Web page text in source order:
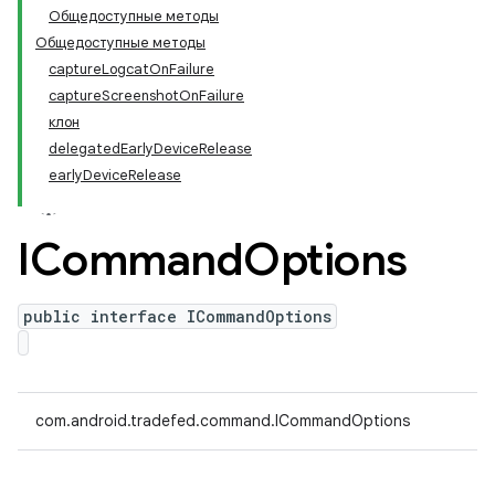
Общедоступные методы
Общедоступные методы
captureLogcatOnFailure
captureScreenshotOnFailure
клон
delegatedEarlyDeviceRelease
earlyDeviceRelease
ICommandOptions
public interface ICommandOptions
com.android.tradefed.command.ICommandOptions